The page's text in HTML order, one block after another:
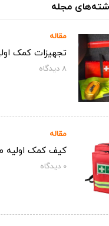
مجله
مقاله
تجهیزات کمک
8دیدگاه‌
مقاله
کیف کمک اولیه
0دیدگاه‌